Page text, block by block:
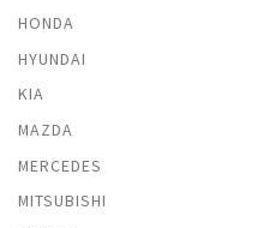
HONDA
HYUNDAI
KIA
MAZDA
MERCEDES
MITSUBISHI